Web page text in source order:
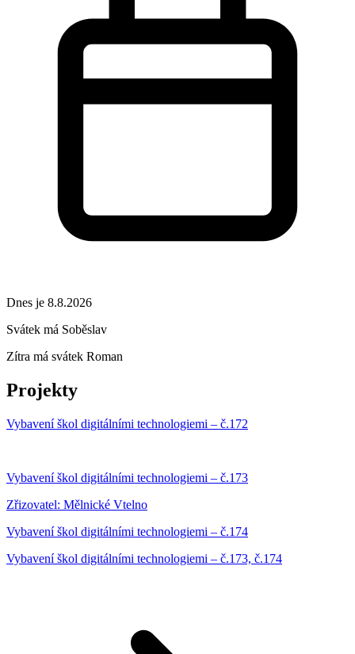
Dnes je 8.8.2026
Svátek má Soběslav
Zítra má svátek Roman
Projekty
Vybavení škol digitálními technologiemi – č.172
Vybavení škol digitálními technologiemi – č.173
Zřizovatel: Mělnické Vtelno
Vybavení škol digitálními technologiemi – č.174
Vybavení škol digitálními technologiemi – č.173, č.174